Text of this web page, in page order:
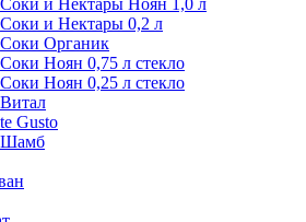
Соки и Нектары Ноян 1,0 л
Соки и Нектары 0,2 л
Соки Органик
Соки Ноян 0,75 л стекло
Соки Ноян 0,25 л стекло
Gusto